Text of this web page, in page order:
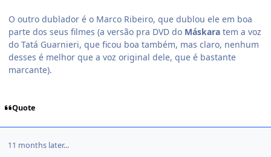
O outro dublador é o Marco Ribeiro, que dublou ele em boa
parte dos seus filmes (a versão pra DVD do Máskara tem a voz
do Tatá Guarnieri, que ficou boa também, mas claro, nenhum
desses é melhor que a voz original dele, que é bastante
marcante).
Quote
11 months later...